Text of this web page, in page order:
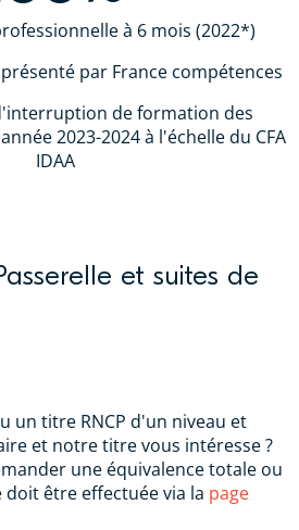
à 6 mois (2022*)
par France compétences
de formation des
2023-2024à l'échelle du CFA
IDAA
et suites de
un titre RNCP d'un niveau et
et notre titre vous intéresse ?
une équivalence totale ou
être effectuée via la page